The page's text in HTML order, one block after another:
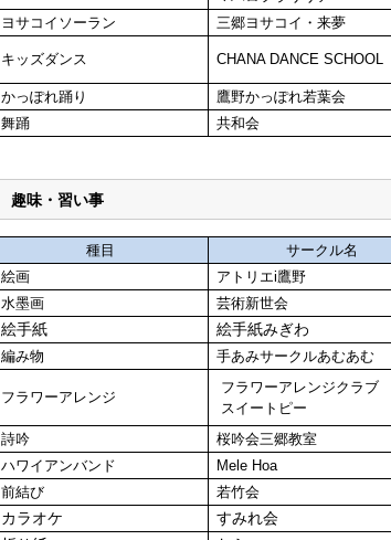
ヨサコイソーラン
三郷ヨサコイ・来夢
キッズダンス CHANA DANCE SCHOOL
かっぽれ踊り
鷹野かっぽれ若葉会
舞踊
共和会
趣味・習い事
種目 サークル名
絵画
アトリエi鷹野
水墨画
芸術新世会
絵手紙 絵手紙みぎわ
編み物 手あみサークルあむあむ
フラワーアレンジ
フラワーアレンジクラブ
スイー トピー
詩吟 桜吟会三郷教室
ハワイアンバンド
Mele Hoa
前結び 若竹会
カラオケ すみれ会